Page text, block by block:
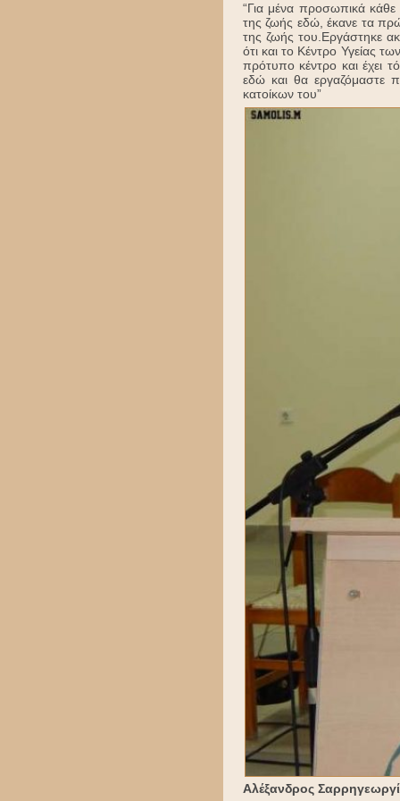
“Για μένα προσωπικά
της ζωής εδώ, έκανε τα
της ζωής του.Εργάστηκε
ότι και το Κέντρο Υγείας
πρότυπο κέντρο και έχει
εδώ και θα εργαζόμαστε
κατοίκων του”
Αλέξανδρος